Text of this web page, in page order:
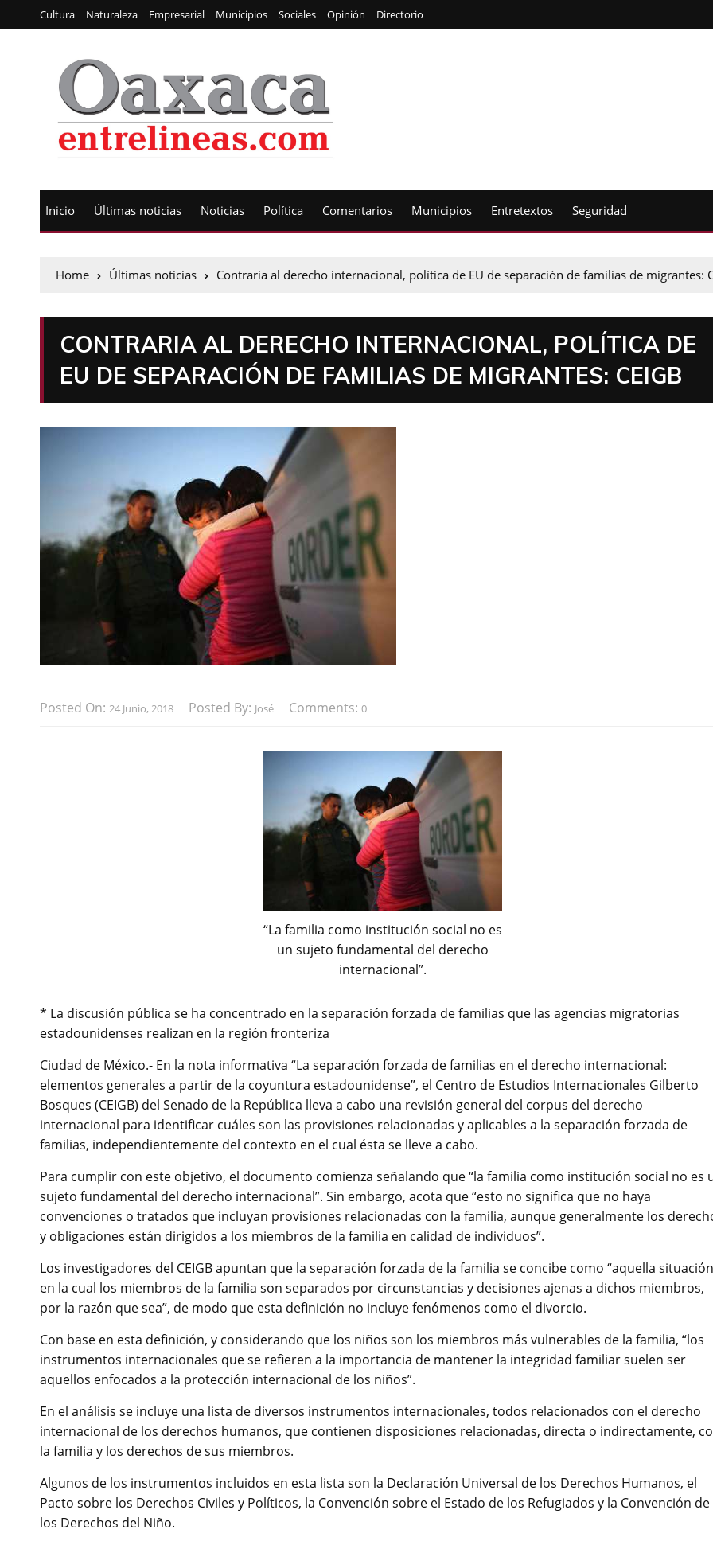
Cultura Naturaleza Empresarial Municipios Sociales Opinión Directorio
Inicio Últimas noticias Noticias Política Comentarios Municipios Entretextos Seguridad
Home Últimas noticias Contraria al derecho internacional, política de EU de separación de familias de migrantes:
CONTRARIA AL DERECHO INTERNACIONAL, POLÍTICA DE
EU DE SEPARACIÓN DE FAMILIAS DE MIGRANTES: CEIGB
Posted On: 24 Junio, 2018 Posted By: José Comments: 0
“La familia como institución social no es
un sujeto fundamental del derecho
internacional”.
* La discusión pública se ha concentrado en la separación forzada de familias que las agencias migratorias
estadounidenses realizan en la región fronteriza
Ciudad de México.- En la nota informativa “La separación forzada de familias en el derecho internacional:
elementos generales a partir de la coyuntura estadounidense”, el Centro de Estudios Internacionales Gilberto
Bosques (CEIGB) del Senado de la República lleva a cabo una revisión general del corpus del derecho
internacional para identificar cuáles son las provisiones relacionadas y aplicables a la separación forzada de
familias, independientemente del contexto en el cual ésta se lleve a cabo.
Para cumplir con este objetivo, el documento comienza señalando que “la familia como institución social no es
sujeto fundamental del derecho internacional”. Sin embargo, acota que “esto no significa que no haya
convenciones o tratados que incluyan provisiones relacionadas con la familia, aunque generalmente los
y obligaciones están dirigidos a los miembros de la familia en calidad de individuos”.
Los investigadores del CEIGB apuntan que la separación forzada de la familia se concibe como “aquella situación
en la cual los miembros de la familia son separados por circunstancias y decisiones ajenas a dichos miembros,
por la razón que sea”, de modo que esta definición no incluye fenómenos como el divorcio.
Con base en esta definición, y considerando que los niños son los miembros más vulnerables de la familia, “los
instrumentos internacionales que se refieren a la importancia de mantener la integridad familiar suelen ser
aquellos enfocados a la protección internacional de los niños”.
En el análisis se incluye una lista de diversos instrumentos internacionales, todos relacionados con el derecho
internacional de los derechos humanos, que contienen disposiciones relacionadas, directa o indirectamente,
la familia y los derechos de sus miembros.
Algunos de los instrumentos incluidos en esta lista son la Declaración Universal de los Derechos Humanos, el
Pacto sobre los Derechos Civiles y Políticos, la Convención sobre el Estado de los Refugiados y la Convención de
los Derechos del Niño.